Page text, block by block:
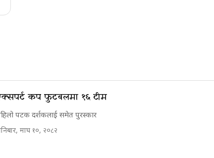
कप फुटबलमा १६ टीम
पटक दर्शकलाई समेत पुरस्कार
माघ १०, २०८२